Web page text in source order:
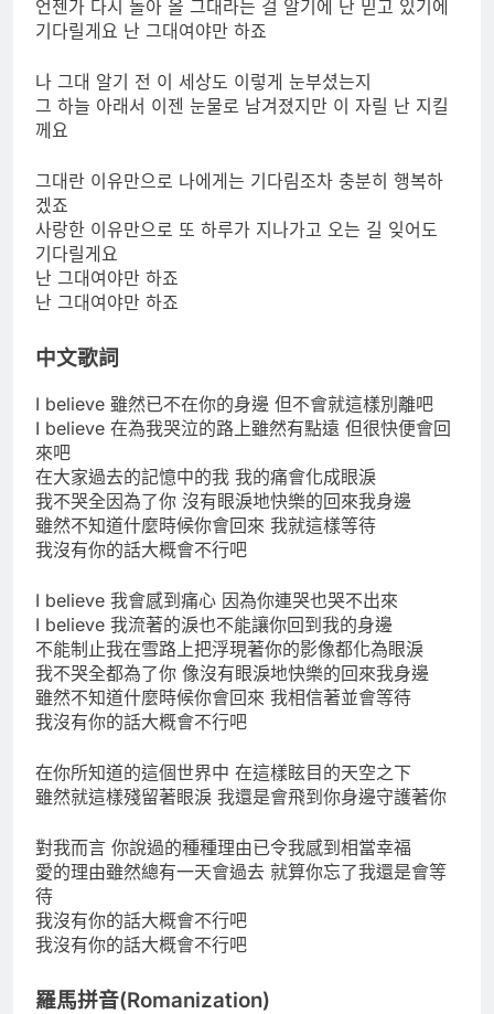
언젠가 다시 돌아 올 그대라는 걸 알기에 난 믿고 있기에
기다릴게요 난 그대여야만 하죠
나 그대 알기 전 이 세상도 이렇게 눈부셨는지
그 하늘 아래서 이젠 눈물로 남겨졌지만 이 자릴 난 지킬
께요
그대란 이유만으로 나에게는 기다림조차 충분히 행복하
겠죠
사랑한 이유만으로 또 하루가 지나가고 오는 길 잊어도
기다릴게요
난 그대여야만 하죠
난 그대여야만 하죠
中文歌詞
I believe 雖然已不在你的身邊 但不會就這樣別離吧
I believe 在為我哭泣的路上雖然有點遠 但很快便會回
來吧
在大家過去的記憶中的我 我的痛會化成眼淚
我不哭全因為了你 沒有眼淚地快樂的回來我身邊
雖然不知道什麼時候你會回來 我就這樣等待
我沒有你的話大概會不行吧
I believe 我會感到痛心 因為你連哭也哭不出來
I believe 我流著的淚也不能讓你回到我的身邊
不能制止我在雪路上把浮現著你的影像都化為眼淚
我不哭全都為了你 像沒有眼淚地快樂的回來我身邊
雖然不知道什麼時候你會回來 我相信著並會等待
我沒有你的話大概會不行吧
在你所知道的這個世界中 在這樣眩目的天空之下
雖然就這樣殘留著眼淚 我還是會飛到你身邊守護著你
對我而言 你說過的種種理由已令我感到相當幸福
愛的理由雖然總有一天會過去 就算你忘了我還是會等
待
我沒有你的話大概會不行吧
我沒有你的話大概會不行吧
羅馬拼音(Romanization)